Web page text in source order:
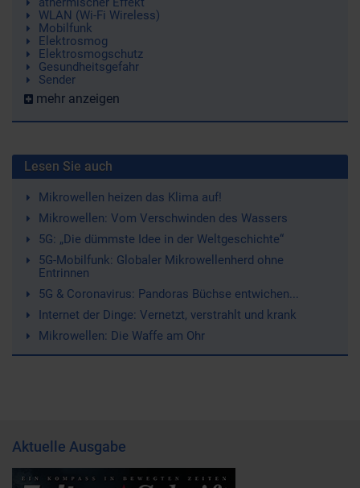
WLAN (Wi-Fi Wireless)
Mobilfunk
Elektrosmog
Elektrosmogschutz
Gesundheitsgefahr
Sender
mehr anzeigen
Lesen Sie auch
Mikrowellen heizen das Klima auf!
Mikrowellen: Vom Verschwinden des Wassers
5G: „Die dümmste Idee in der Weltgeschichte“
5G-Mobilfunk: Globaler Mikrowellenherd ohne
Entrinnen
5G & Coronavirus: Pandoras Büchse entwichen...
Internet der Dinge: Vernetzt, verstrahlt und krank
Mikrowellen: Die Waffe am Ohr
Aktuelle Ausgabe